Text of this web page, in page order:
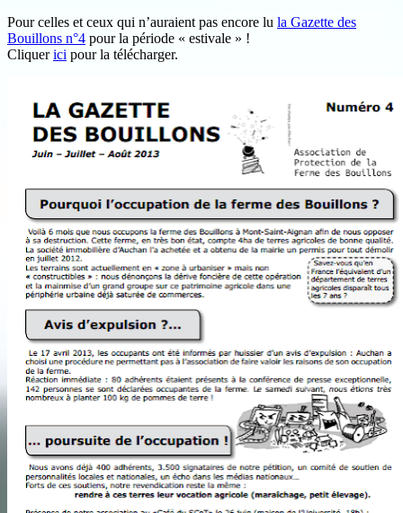
Pour celles et ceux qui n’auraient pas encore lu la Gazette des
Bouillons n°4 pour la période « estivale » !
Cliquerici pour la télécharger.